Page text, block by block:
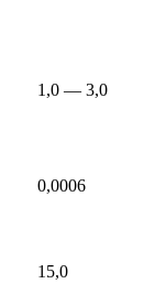
1,0 — 3,0
0,0006
15,0